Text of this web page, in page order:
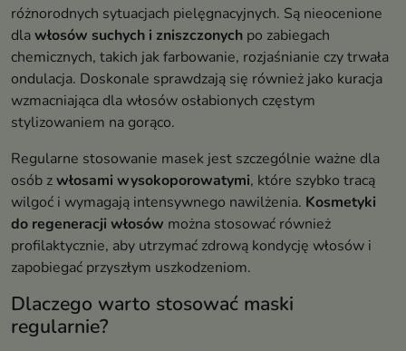
różnorodnych sytuacjach pielęgnacyjnych. Są nieocenione
dlawłosów suchych i zniszczonych po zabiegach
chemicznych, takich jak farbowanie, rozjaśnianie czy trwała
ondulacja. Doskonale sprawdzają się również jako kuracja
wzmacniająca dla włosów osłabionych częstym
stylizowaniem na gorąco.
Regularne stosowanie masek jest szczególnie ważne dla
osób zwłosami wysokoporowatymi, które szybko tracą
wilgoć i wymagają intensywnego nawilżenia. Kosmetyki
do regeneracji włosów można stosować również
profilaktycznie, aby utrzymać zdrową kondycję włosów i
zapobiegać przyszłym uszkodzeniom.
Dlaczego warto stosować maski
regularnie?